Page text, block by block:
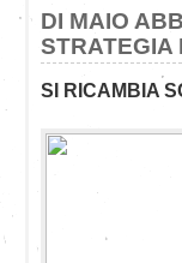
DI MAIO
STRATEGIA
SI RICAMBIA